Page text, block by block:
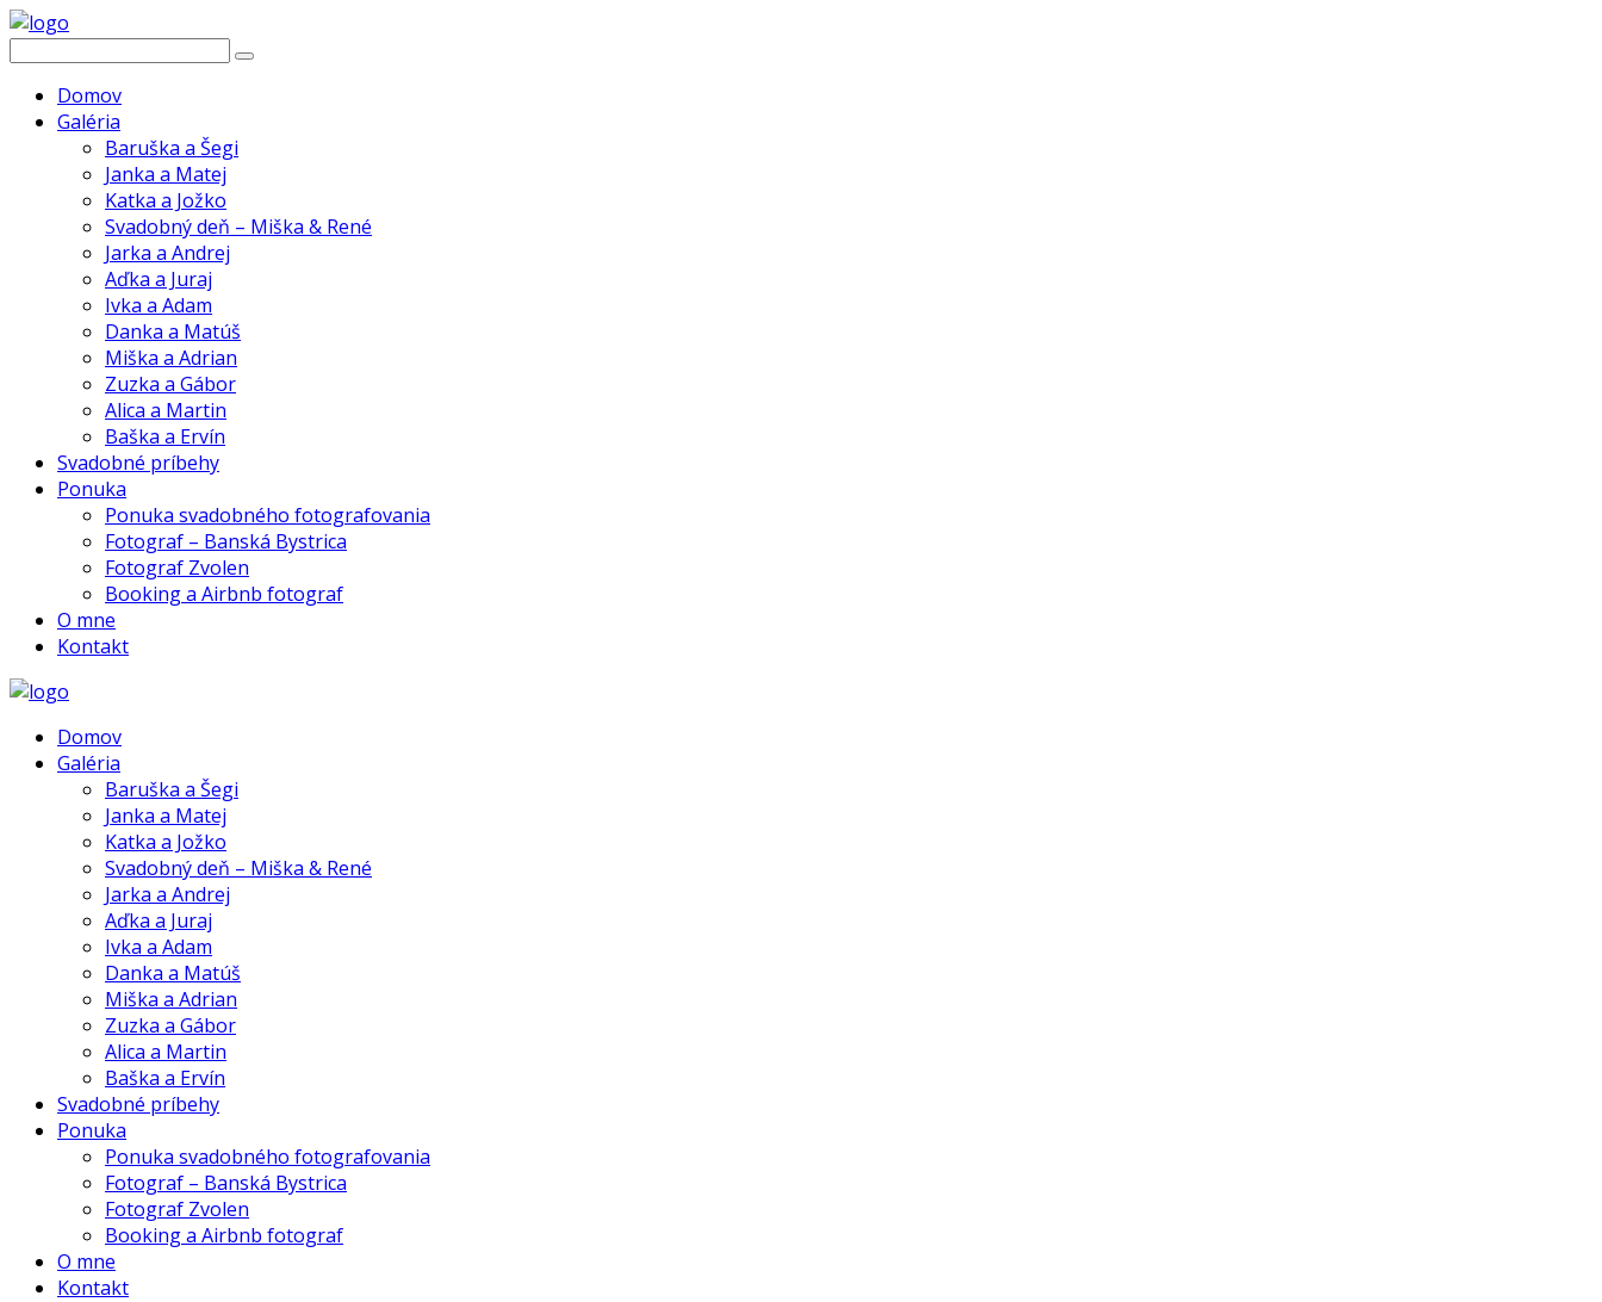
Domov
Galéria
Baruška a Šegi
Janka a Matej
Katka a Jožko
Svadobný deň – Miška & René
Jarka a Andrej
Aďka a Juraj
Ivka a Adam
Danka a Matúš
Miška a Adrian
Zuzka a Gábor
Alica a Martin
Baška a Ervín
Svadobné príbehy
Ponuka
Ponuka svadobného fotografovania
Fotograf – Banská Bystrica
Fotograf Zvolen
Booking a Airbnb fotograf
O mne
Kontakt
Domov
Galéria
Baruška a Šegi
Janka a Matej
Katka a Jožko
Svadobný deň – Miška & René
Jarka a Andrej
Aďka a Juraj
Ivka a Adam
Danka a Matúš
Miška a Adrian
Zuzka a Gábor
Alica a Martin
Baška a Ervín
Svadobné príbehy
Ponuka
Ponuka svadobného fotografovania
Fotograf – Banská Bystrica
Fotograf Zvolen
Booking a Airbnb fotograf
O mne
Kontakt